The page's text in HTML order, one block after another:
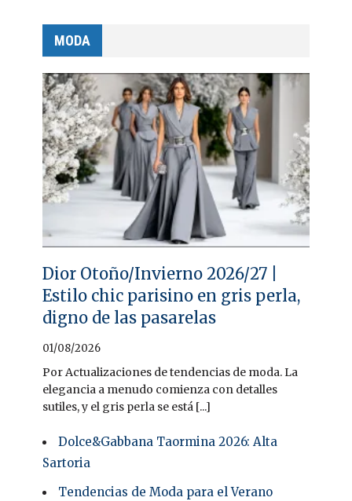
MODA
Dior Otoño/Invierno 2026/27 |
Estilo chic parisino en gris perla,
digno de las pasarelas
01/08/2026
Por Actualizaciones de tendencias de moda. La
elegancia a menudo comienza con detalles
sutiles, y el gris perla se está [...]
Dolce&Gabbana Taormina 2026: Alta
Sartoria
Tendencias de Moda para el Verano